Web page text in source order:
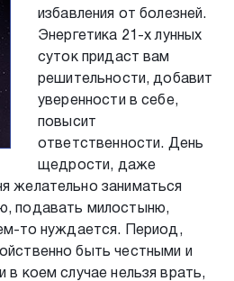
избавления от болезней.
Энергетика 21-х лунных
суток придаст вам
решительности, добавит
уверенности в себе,
повысит
ответственности. День
щедрости, даже
желательно заниматься
подавать милостыню,
то нуждается. Период,
быть честными и
в коем случае нельзя врать,